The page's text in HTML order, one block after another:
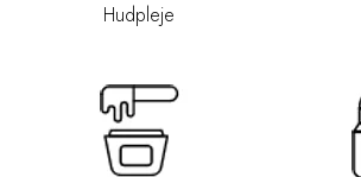
Hudpleje